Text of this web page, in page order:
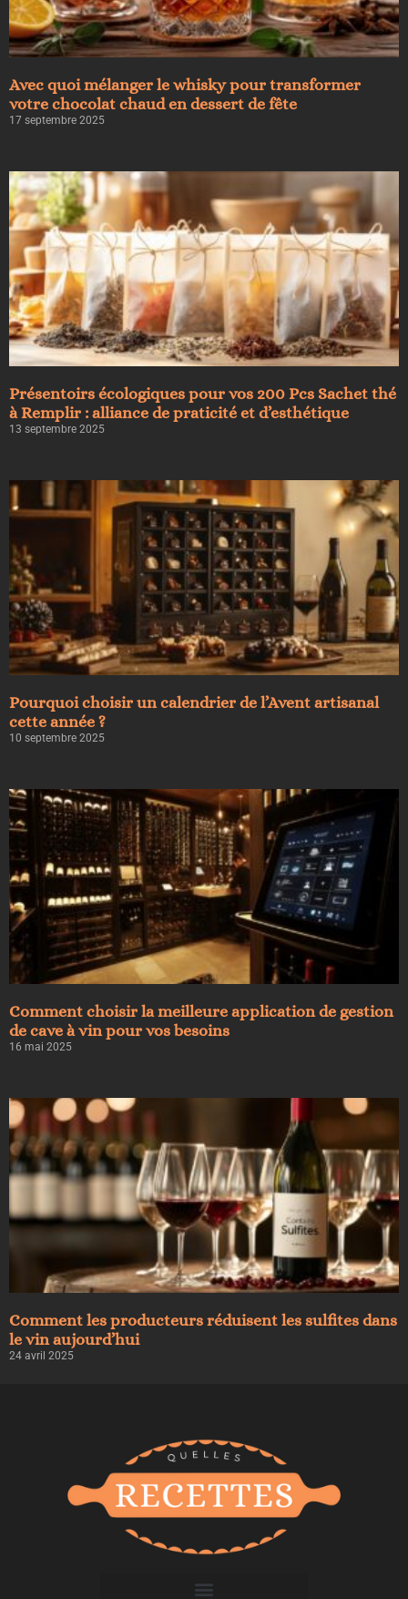
Avec quoi mélanger le whisky pour transformer
votre chocolat chaud en dessert de fête
17 septembre 2025
Présentoirs écologiques pour vos 200 Pcs Sachet thé
à Remplir : alliance de praticité et d’esthétique
13 septembre 2025
Pourquoi choisir un calendrier de l’Avent artisanal
cette année ?
10 septembre 2025
Comment choisir la meilleure application de gestion
de cave à vin pour vos besoins
16 mai 2025
Comment les producteurs réduisent les sulfites dans
le vin aujourd’hui
24 avril 2025